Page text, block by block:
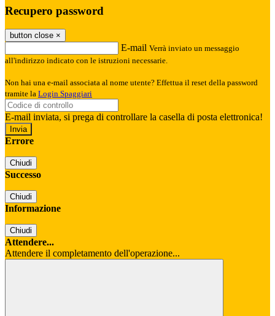
Recupero password
button close ×
E-mail Verrà inviato un messaggio
all'indirizzo indicato con le istruzioni necessarie.
Non hai una e-mail associata al nome utente? Effettua il reset della password
tramite la Login Spaggiari
E-mail inviata, si prega di controllare la casella di posta elettronica!
Errore
Chiudi
Successo
Chiudi
Informazione
Chiudi
Attendere...
Attendere il completamento dell'operazione...